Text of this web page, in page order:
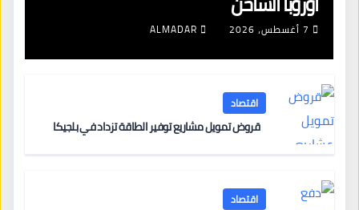
7 أغسطس، 2026 ALMADAR
اقتصاد
قروض تمويل مشاريع توفير الطاقة تزداد في بلجيكا
اقتصاد